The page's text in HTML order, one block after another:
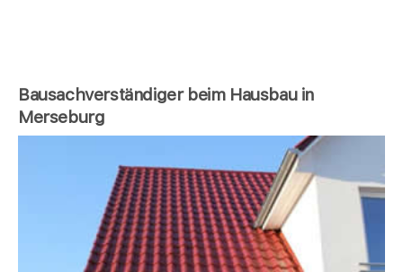
Bausachverständiger beim Hausbau in
Merseburg